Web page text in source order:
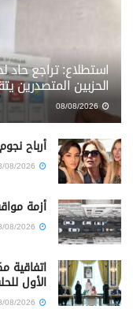
استطلاع: تراجع حاد
الحزبين المتصدرين
08/08/2026
أرباح
أزمة
اتفاقية
الأول